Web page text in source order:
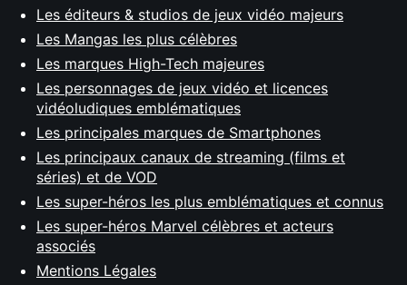
Les éditeurs & studios de jeux vidéo majeurs
Les Mangas les plus célèbres
Les marques High-Tech majeures
Les personnages de jeux vidéo et licences
vidéoludiques emblématiques
Les principales marques de Smartphones
Les principaux canaux de streaming (films et
séries) et de VOD
Les super-héros les plus emblématiques et connus
Les super-héros Marvel célèbres et acteurs
associés
Mentions Légales